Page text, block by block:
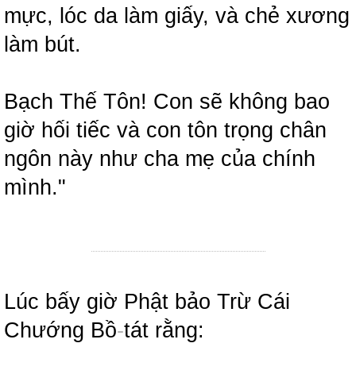
mực, lóc da làm giấy, và chẻ xương
làm bút.
Bạch Thế Tôn! Con sẽ không bao
giờ hối tiếc và con tôn trọng chân
ngôn này như cha mẹ của chính
mình."
Lúc bấy giờ Phật bảo Trừ Cái
Chướng Bồ-tát rằng: